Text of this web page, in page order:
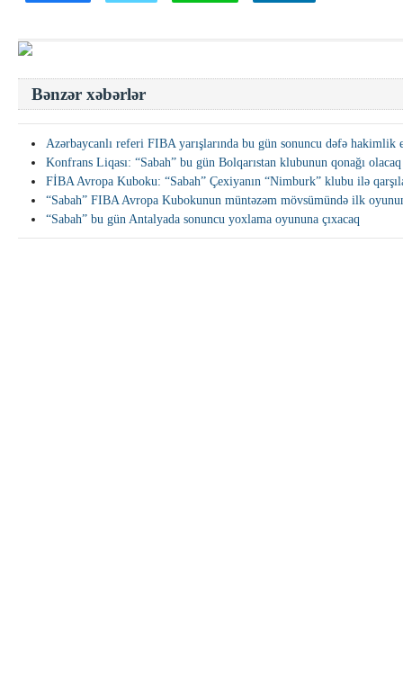
Bənzər xəbərlər
Azərbaycanlı referi FIBA yarışlarında bu gün sonuncu dəfə hakimlik
Konfrans Liqası: “Sabah” bu gün Bolqarıstan klubunun qonağı olacaq
FİBA Avropa Kuboku: “Sabah” Çexiyanın “Nimburk” klubu ilə
“Sabah” FIBA Avropa Kubokunun müntəzəm mövsümündə ilk
“Sabah” bu gün Antalyada sonuncu yoxlama oyununa çıxacaq